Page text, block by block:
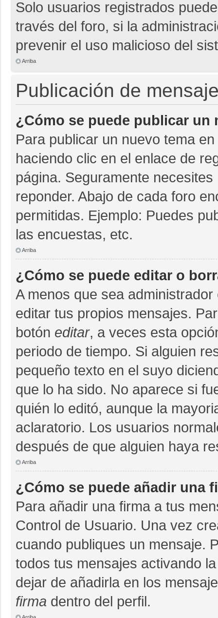
Solo usuarios registrados
través del foro, si la
prevenir el uso malicioso del
Arriba
Publicación de
¿Cómo se puede publicar un
Para publicar un nuevo tema
haciendo clic en el enlace de
página. Seguramente
reponder. Abajo de cada foro
permitidas. Ejemplo: Puedes
las encuestas, etc.
Arriba
¿Cómo se puede editar o
A menos que sea
editar tus propios mensajes.
botón editar, a veces esta
periodo de tiempo. Si alguien
pequeño texto en el suyo
que lo ha sido. No aparece si
quién lo editó, aunque la
aclaratorio. Los usuarios
después de que alguien haya
Arriba
¿Cómo se puede añadir una
Para añadir una firma a tus
Control de Usuario. Una vez
cuando publiques un mensaje.
todos tus mensajes activando
dejar de añadirla en los
firma dentro del perfil.
Arriba